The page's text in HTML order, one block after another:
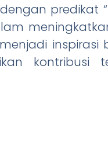
predikat
inspirasi
kontribusi